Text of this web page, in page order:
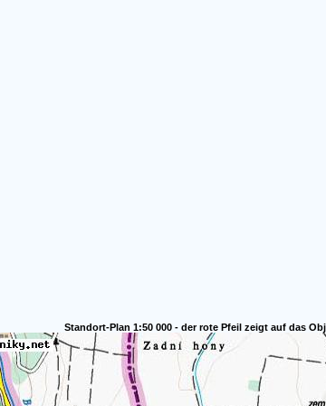
Standort-Plan 1:50 000 - der rote Pfeil zeigt auf das